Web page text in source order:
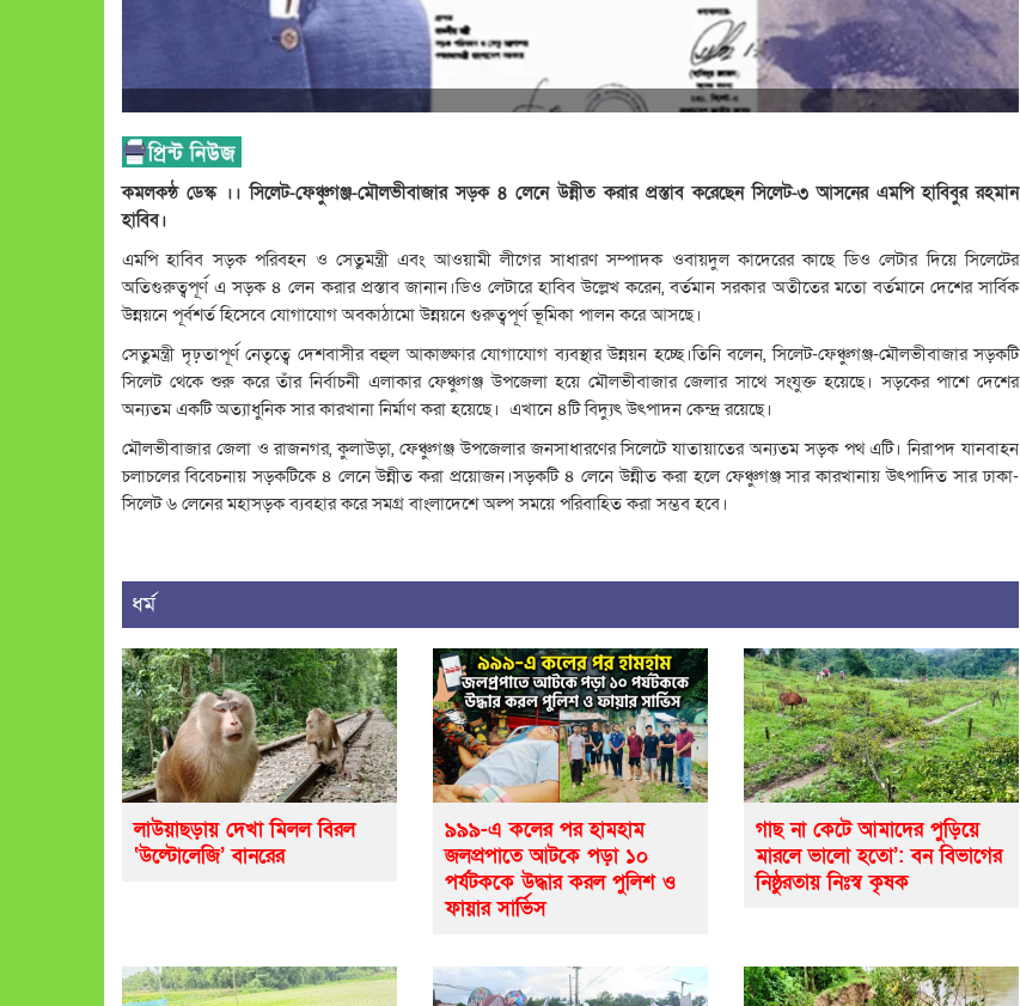
কমলকন্ঠ ডেস্ক ।। সিলেট-ফেঞ্চুগঞ্জ-মৌলভীবাজার সড়ক ৪ লেনে উন্নীত করার প্রস্তাব করেছেন সিলেট-৩ আসনের এমপি হাবিবুর রহমান
হাবিব।
এমপি হাবিব সড়ক পরিবহন ও সেতুমন্ত্রী এবং আওয়ামী লীগের সাধারণ সম্পাদক ওবায়দুল কাদেরের কাছে ডিও লেটার দিয়ে সিলেটের
অতিগুরুত্বপূর্ণ এ সড়ক ৪ লেন করার প্রস্তাব জানান।ডিও লেটারে হাবিব উল্লেখ করেন, বর্তমান সরকার অতীতের মতো বর্তমানে দেশের সার্বিক
উন্নয়নে পূর্বশর্ত হিসেবে যােগাযােগ অবকাঠামাে উন্নয়নে গুরুত্বপূর্ণ ভূমিকা পালন করে আসছে।
সেতুমন্ত্রী দৃঢ়তাপূর্ণ নেতৃত্বে দেশবাসীর বহুল আকাঙ্ক্ষার যােগাযোগ ব্যবস্থার উন্নয়ন হচ্ছে।তিনি বলেন, সিলেট-ফেঞ্চুগঞ্জ-মৌলভীবাজার সড়কটি
সিলেট থেকে শুরু করে তাঁর নির্বাচনী এলাকার ফেঞ্চুগঞ্জ উপজেলা হয়ে মৌলভীবাজার জেলার সাথে সংযুক্ত হয়েছে। সড়কের পাশে দেশের
অন্যতম একটি অত্যাধুনিক সার কারখানা নির্মাণ করা হয়েছে। এখানে ৪টি বিদ্যুৎ উৎপাদন কেন্দ্র রয়েছে।
মৌলভীবাজার জেলা ও রাজনগর, কুলাউড়া, ফেঞ্চুগঞ্জ উপজেলার জনসাধারণের সিলেটে যাতায়াতের অন্যতম সড়ক পথ এটি। নিরাপদ যানবাহন
চলাচলের বিবেচনায় সড়কটিকে ৪ লেনে উন্নীত করা প্রয়ােজন।সড়কটি ৪ লেনে উন্নীত করা হলে ফেঞ্চুগঞ্জ সার কারখানায় উৎপাদিত সার ঢাকা-
সিলেট ৬ লেনের মহাসড়ক ব্যবহার করে সমগ্র বাংলাদেশে অল্প সময়ে পরিবাহিত করা সম্ভব হবে।
ধর্ম
লাউয়াছড়ায় দেখা মিলল বিরল
‘উল্টোলেজি’ বানরের
৯৯৯-এ কলের পর হামহাম
জলপ্রপাতে আটকে পড়া ১০
পর্যটককে উদ্ধার করল পুলিশ ও
ফায়ার সার্ভিস
গাছ না কেটে আমাদের পুড়িয়ে
মারলে ভালো হতো’: বন বিভাগের
নিষ্ঠুরতায় নিঃস্ব কৃষক